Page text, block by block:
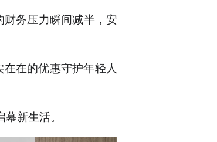
财务压力瞬间减半，安
在的优惠守护年轻人
新生活。